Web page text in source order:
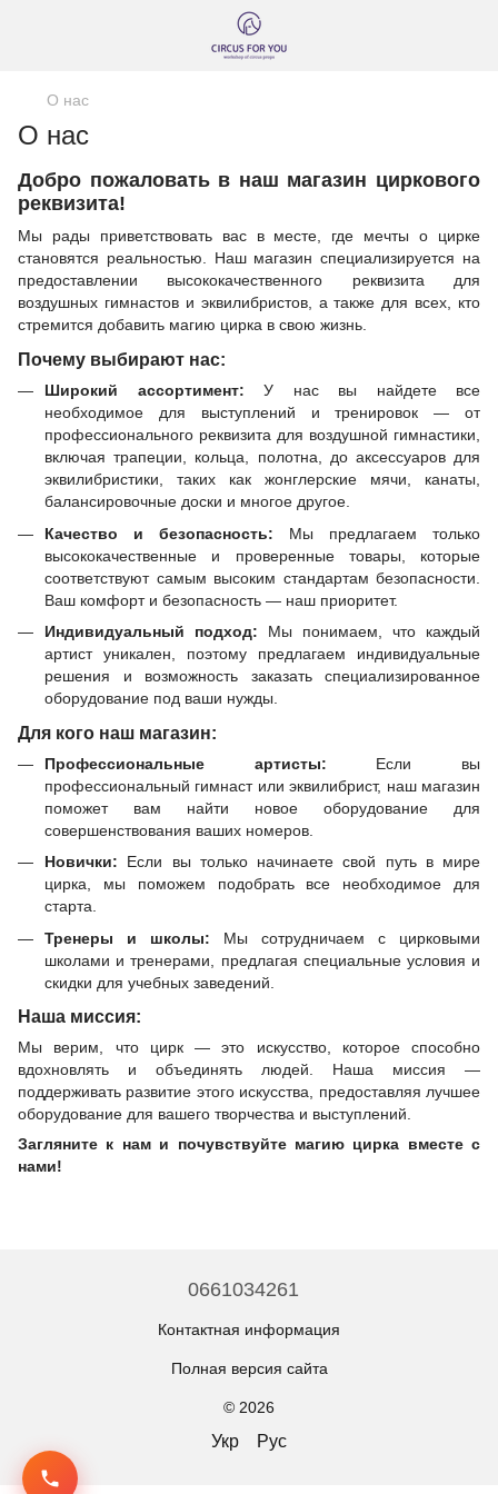
О нас
О нас
Добро пожаловать в наш магазин циркового
реквизита!
Мы рады приветствовать вас в месте, где мечты о цирке
становятся реальностью. Наш магазин специализируется на
предоставлении высококачественного реквизита для
воздушных гимнастов и эквилибристов, а также для всех, кто
стремится добавить магию цирка в свою жизнь.
Почему выбирают нас:
Широкий ассортимент: У нас вы найдете все
необходимое для выступлений и тренировок — от
профессионального реквизита для воздушной гимнастики,
включая трапеции, кольца, полотна, до аксессуаров для
эквилибристики, таких как жонглерские мячи, канаты,
балансировочные доски и многое другое.
Качество и безопасность: Мы предлагаем только
высококачественные и проверенные товары, которые
соответствуют самым высоким стандартам безопасности.
Ваш комфорт и безопасность — наш приоритет.
Индивидуальный подход: Мы понимаем, что каждый
артист уникален, поэтому предлагаем индивидуальные
решения и возможность заказать специализированное
оборудование под ваши нужды.
Для кого наш магазин:
Профессиональные артисты: Если вы
профессиональный гимнаст или эквилибрист, наш магазин
поможет вам найти новое оборудование для
совершенствования ваших номеров.
Новички: Если вы только начинаете свой путь в мире
цирка, мы поможем подобрать все необходимое для
старта.
Тренеры и школы: Мы сотрудничаем с цирковыми
школами и тренерами, предлагая специальные условия и
скидки для учебных заведений.
Наша миссия:
Мы верим, что цирк — это искусство, которое способно
вдохновлять и объединять людей. Наша миссия —
поддерживать развитие этого искусства, предоставляя лучшее
оборудование для вашего творчества и выступлений.
Загляните к нам и почувствуйте магию цирка вместе с
нами!
0661034261
Контактная информация
Полная версия сайта
© 2026
Укр Рус